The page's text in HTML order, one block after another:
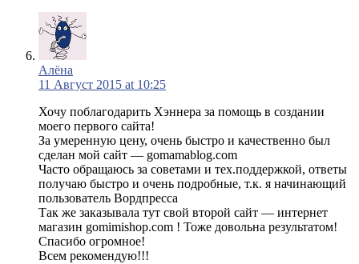
Алёна
11 Август 2015 at 10:25
Хочу поблагодарить Хэннера за помощь в создании
моего первого сайта!
За умеренную цену, очень быстро и качественно был
сделан мой сайт — gomamablog.com
Часто обращаюсь за советами и тех.поддержкой, ответы
получаю быстро и очень подробные, т.к. я начинающий
пользователь Вордпресса
Так же заказывала тут свой второй сайт — интернет
магазин gomimishop.com ! Тоже довольна результатом!
Спасибо огромное!
Всем рекомендую!!!